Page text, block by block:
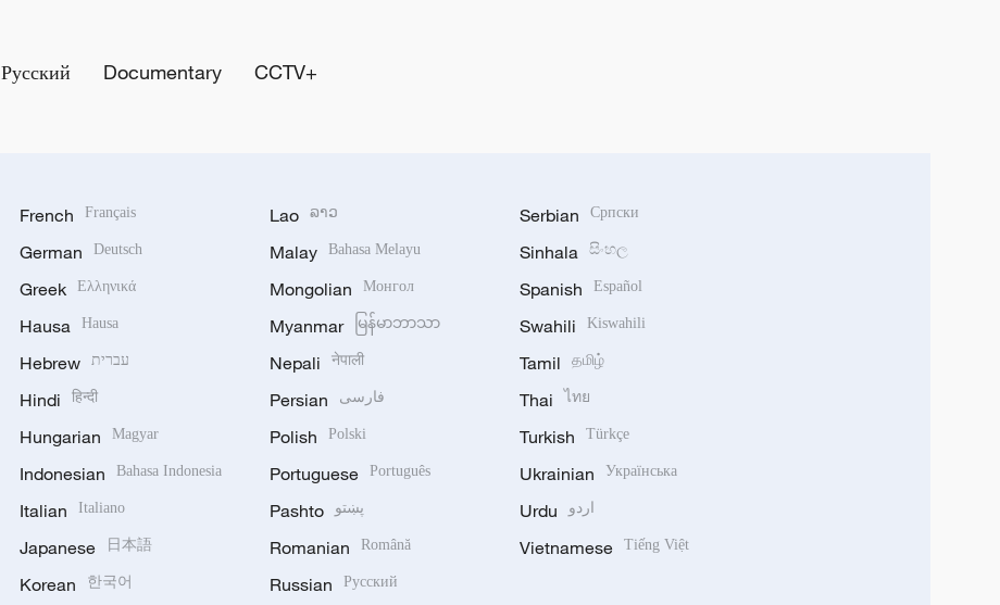
Русский Documentary CCTV+
French Français
German Deutsch
Greek Ελληνικά
Hausa Hausa
Hebrew עברית
Hindi हिन्दी
Hungarian Magyar
Indonesian Bahasa Indonesia
Italian Italiano
Japanese 日本語
Korean 한국어
Lao ລາວ
Malay Bahasa Melayu
Mongolian Монгол
Myanmar မြန်မာဘာသာ
Nepali नेपाली
Persian فارسی
Polish Polski
Portuguese Português
Pashto پښتو
Romanian Română
Russian Русский
Serbian Српски
Sinhala සිංහල
Spanish Español
Swahili Kiswahili
Tamil தமிழ்
Thai ไทย
Turkish Türkçe
Ukrainian Українська
Urdu اردو
Vietnamese Tiếng Việt